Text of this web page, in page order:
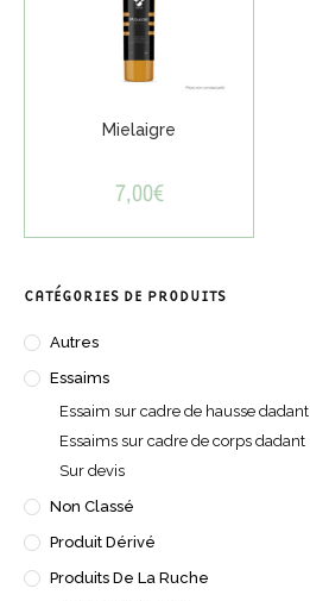
Mielaigre
7,00€
CATÉGORIES DE PRODUITS
Autres
Essaims
Essaim sur cadre de hausse dadant
Essaims sur cadre de corps dadant
Sur devis
Non Classé
Produit Dérivé
Produits De La Ruche